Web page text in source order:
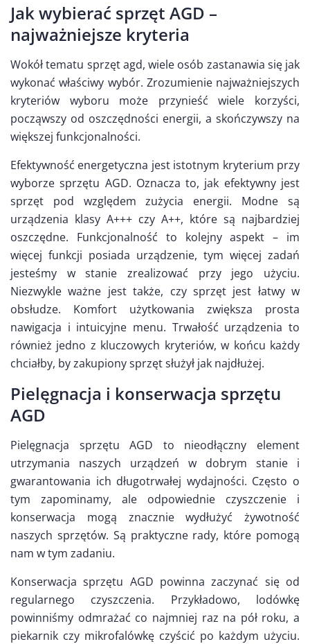
Jak wybierać sprzęt AGD –
najważniejsze kryteria
Wokół tematu sprzęt agd, wiele osób zastanawia się jak
wykonać właściwy wybór. Zrozumienie najważniejszych
kryteriów wyboru może przynieść wiele korzyści,
począwszy od oszczędności energii, a skończywszy na
większej funkcjonalności.
Efektywność energetyczna jest istotnym kryterium przy
wyborze sprzętu AGD. Oznacza to, jak efektywny jest
sprzęt pod względem zużycia energii. Modne są
urządzenia klasy A+++ czy A++, które są najbardziej
oszczędne. Funkcjonalność to kolejny aspekt – im
więcej funkcji posiada urządzenie, tym więcej zadań
jesteśmy w stanie zrealizować przy jego użyciu.
Niezwykle ważne jest także, czy sprzęt jest łatwy w
obsłudze. Komfort użytkowania zwiększa prosta
nawigacja i intuicyjne menu. Trwałość urządzenia to
również jedno z kluczowych kryteriów, w końcu każdy
chciałby, by zakupiony sprzęt służył jak najdłużej.
Pielęgnacja i konserwacja sprzętu
AGD
Pielęgnacja sprzętu AGD to nieodłączny element
utrzymania naszych urządzeń w dobrym stanie i
gwarantowania ich długotrwałej wydajności. Często o
tym zapominamy, ale odpowiednie czyszczenie i
konserwacja mogą znacznie wydłużyć żywotność
naszych sprzętów. Są praktyczne rady, które pomogą
nam w tym zadaniu.
Konserwacja sprzętu AGD powinna zaczynać się od
regularnego czyszczenia. Przykładowo, lodówkę
powinniśmy odmrażać co najmniej raz na pół roku, a
piekarnik czy mikrofalówkę czyścić po każdym użyciu.